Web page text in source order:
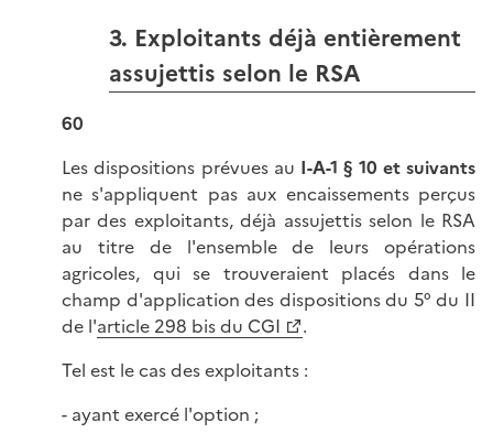
3. Exploitants déjà entièrement
assujettis selon le RSA
60
Les dispositions prévues au I-A-1 § 10 et suivants
ne s'appliquent pas aux encaissements perçus
par des exploitants, déjà assujettis selon le RSA
au titre de l'ensemble de leurs opérations
agricoles, qui se trouveraient placés dans le
champ d'application des dispositions du 5° du II
de l'article 298 bis du CGI
.
Tel est le cas des exploitants :
- ayant exercé l'option ;